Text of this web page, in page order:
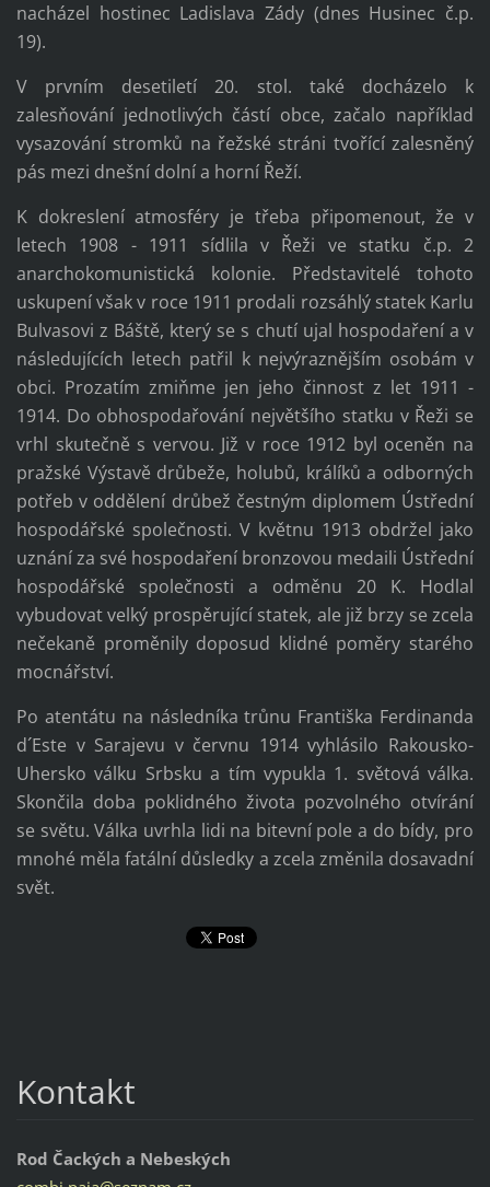
nacházel hostinec Ladislava Zády (dnes Husinec č.p.
19).
V prvním desetiletí 20. stol. také docházelo k
zalesňování jednotlivých částí obce, začalo například
vysazování stromků na řežské stráni tvořící zalesněný
pás mezi dnešní dolní a horní Řeží.
K dokreslení atmosféry je třeba připomenout, že v
letech 1908 - 1911 sídlila v Řeži ve statku č.p. 2
anarchokomunistická kolonie. Představitelé tohoto
uskupení však v roce 1911 prodali rozsáhlý statek Karlu
Bulvasovi z Báště, který se s chutí ujal hospodaření a v
následujících letech patřil k nejvýraznějším osobám v
obci. Prozatím zmiňme jen jeho činnost z let 1911 -
1914. Do obhospodařování největšího statku v Řeži se
vrhl skutečně s vervou. Již v roce 1912 byl oceněn na
pražské Výstavě drůbeže, holubů, králíků a odborných
potřeb v oddělení drůbež čestným diplomem Ústřední
hospodářské společnosti. V květnu 1913 obdržel jako
uznání za své hospodaření bronzovou medaili Ústřední
hospodářské společnosti a odměnu 20 K. Hodlal
vybudovat velký prospěrující statek, ale již brzy se zcela
nečekaně proměnily doposud klidné poměry starého
mocnářství.
Po atentátu na následníka trůnu Františka Ferdinanda
d´Este v Sarajevu v červnu 1914 vyhlásilo Rakousko-
Uhersko válku Srbsku a tím vypukla 1. světová válka.
Skončila doba poklidného života pozvolného otvírání
se světu. Válka uvrhla lidi na bitevní pole a do bídy, pro
mnohé měla fatální důsledky a zcela změnila dosavadní
svět.
Kontakt
Rod Čackých a Nebeských